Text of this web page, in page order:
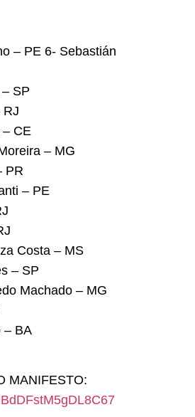
– PE 6- Sebastián
SP
RJ
– CE
– MG
PR
– PE
Costa – MS
– SP
Machado – MG
– BA
MANIFESTO: